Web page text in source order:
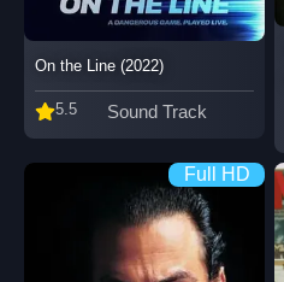
On the Line (2022)
5.5 Sound Track
Full HD